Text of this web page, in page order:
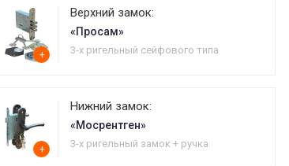
+
Верхний замок:
«Просам»
3-х ригельный сейфового типа
+
Нижний замок:
«Мосрентген»
3-х ригельный замок + ручка